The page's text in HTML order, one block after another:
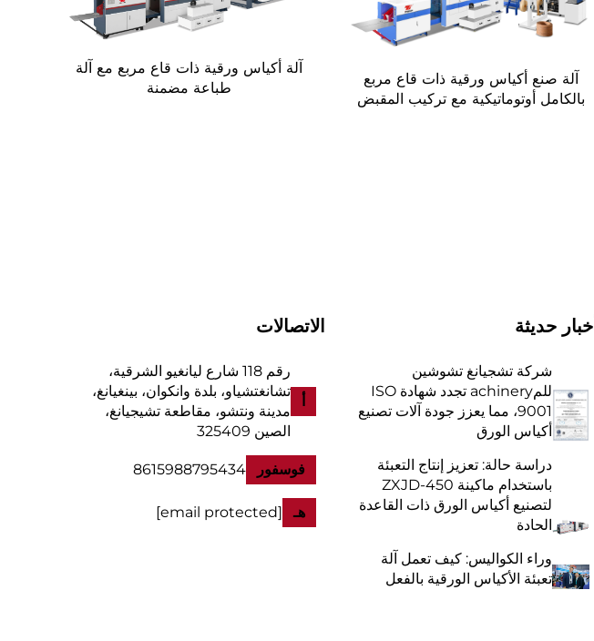
آلة صنع أكياس ورقية ذات قاع مربع
بالكامل أوتوماتيكية مع تركيب المقبض
آلة أكياس ورقية ذات قاع مربع مع آلة
طباعة مضمنة
أخبار حديثة
شركة تشجيانغ تشوشين
للمachinery تجدد شهادة ISO
9001، مما يعزز جودة آلات تصنيع
أكياس الورق
دراسة حالة: تعزيز إنتاج التعبئة
باستخدام ماكينة ZXJD-450
لتصنيع أكياس الورق ذات القاعدة
الحادة
وراء الكواليس: كيف تعمل آلة
تعبئة الأكياس الورقية بالفعل
الاتصالات
أ
رقم 118 شارع ليانغيو الشرقية،
تشانغتشياو، بلدة وانكوان، بينغيانغ،
مدينة ونتشو، مقاطعة تشيجيانغ،
الصين 325409
فوسفور 8615988795434
هـ [email protected]